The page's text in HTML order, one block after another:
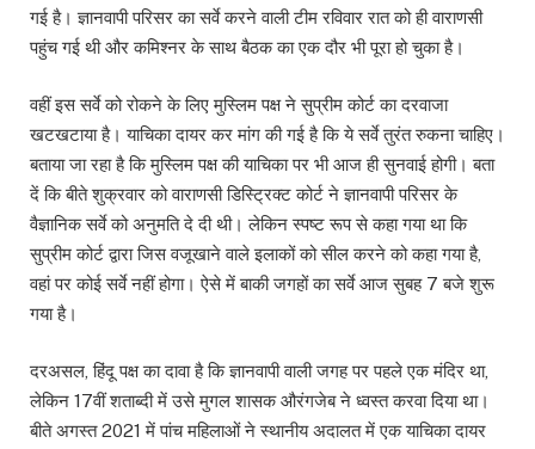
गई है। ज्ञानवापी परिसर का सर्वे करने वाली टीम रविवार रात को ही वाराणसी
पहुंच गई थी और कमिश्नर के साथ बैठक का एक दौर भी पूरा हो चुका है।
वहीं इस सर्वे को रोकने के लिए मुस्लिम पक्ष ने सुप्रीम कोर्ट का दरवाजा
खटखटाया है। याचिका दायर कर मांग की गई है कि ये सर्वे तुरंत रुकना चाहिए।
बताया जा रहा है कि मुस्लिम पक्ष की याचिका पर भी आज ही सुनवाई होगी। बता
दें कि बीते शुक्रवार को वाराणसी डिस्ट्रिक्ट कोर्ट ने ज्ञानवापी परिसर के
वैज्ञानिक सर्वे को अनुमति दे दी थी। लेकिन स्पष्ट रूप से कहा गया था कि
सुप्रीम कोर्ट द्वारा जिस वजूखाने वाले इलाकों को सील करने को कहा गया है,
वहां पर कोई सर्वे नहीं होगा। ऐसे में बाकी जगहों का सर्वे आज सुबह 7 बजे शुरू
गया है।
दरअसल, हिंदू पक्ष का दावा है कि ज्ञानवापी वाली जगह पर पहले एक मंदिर था,
लेकिन 17वीं शताब्दी में उसे मुगल शासक औरंगजेब ने ध्वस्त करवा दिया था।
बीते अगस्त 2021 में पांच महिलाओं ने स्थानीय अदालत में एक याचिका दायर